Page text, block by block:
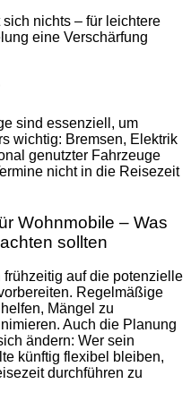
nichts – für leichtere
eine Verschärfung
sind essenziell, um
wichtig: Bremsen, Elektrik
genutzter Fahrzeuge
nicht in die Reisezeit
Wohnmobile – Was
sollten
auf die potenzielle
Regelmäßige
Mängel zu
Auch die Planung
ändern: Wer sein
künftig flexibel bleiben,
durchführen zu